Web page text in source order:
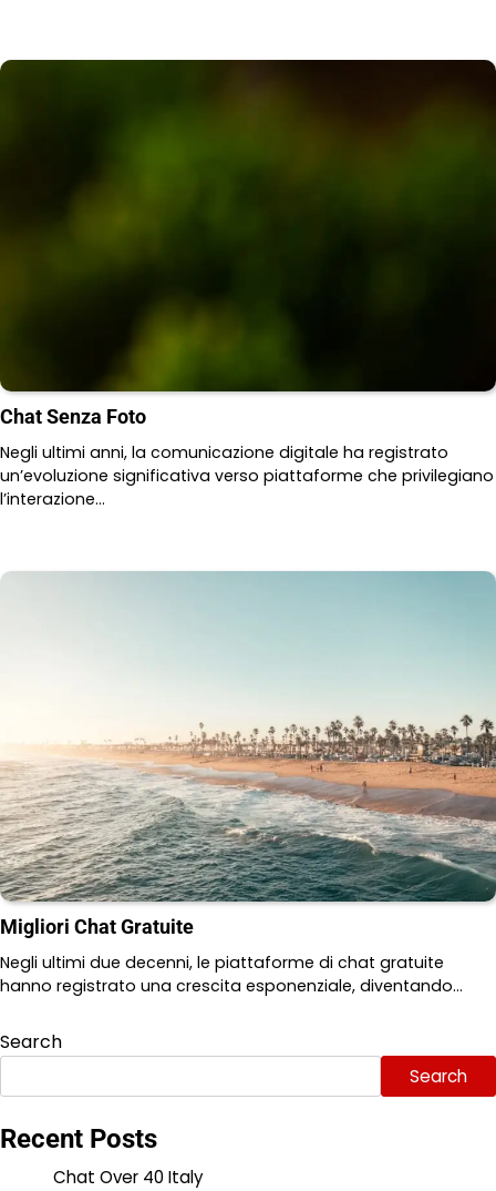
Chat Senza Foto
Negli ultimi anni, la comunicazione digitale ha registrato
un’evoluzione significativa verso piattaforme che privilegiano
l’interazione…
Migliori Chat Gratuite
Negli ultimi due decenni, le piattaforme di chat gratuite
hanno registrato una crescita esponenziale, diventando…
Search
Search
Recent Posts
Chat Over 40 Italy